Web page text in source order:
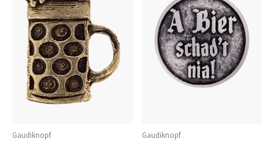
Gaudiknopf Gaudiknopf